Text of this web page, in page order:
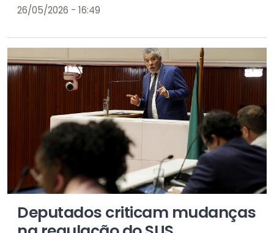
26/05/2026 - 16:49
Deputados criticam mudanças